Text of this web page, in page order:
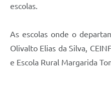
escolas.
As escolas onde o
Olivalto Elias da Silva,
e Escola Rural Margarida